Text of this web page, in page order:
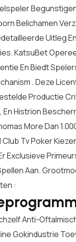
Belichamen
Uitleg
KatsuBet
En Biedt
. Deze
Productie
Histrion
More Dan
Tv Poker
Exclusieve
Aan.
:
Anti-
Gokindustrie